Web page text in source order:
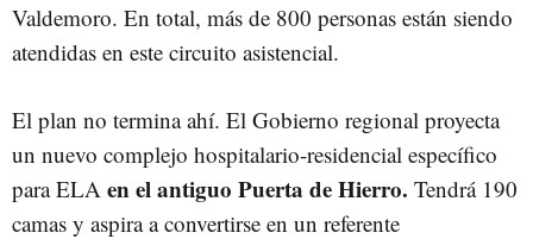
Valdemoro. En total, más de 800 personas están siendo
atendidas en este circuito asistencial.
El plan no termina ahí. El Gobierno regional proyecta
un nuevo complejo hospitalario-residencial específico
para ELA en el antiguo Puerta de Hierro. Tendrá 190
camas y aspira a convertirse en un referente